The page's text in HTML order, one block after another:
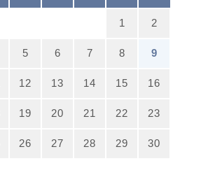
1 2
5 6 7 8 9
12 13 14 15 16
19 20 21 22 23
26 27 28 29 30